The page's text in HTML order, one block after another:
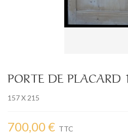
PORTE DE PLACARD
157 X 215
700,00 € TTC